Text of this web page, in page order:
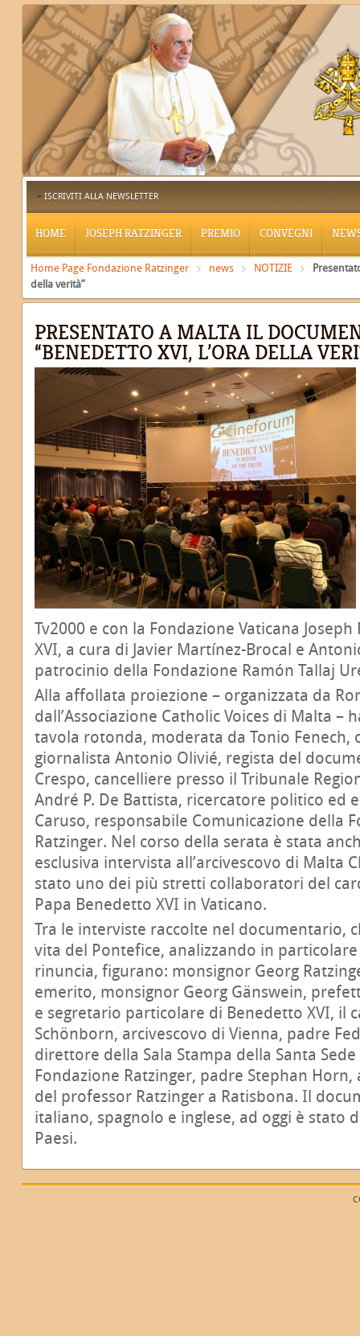
ISCRIVITI ALLA NEWSLETTER
HOME JOSEPH RATZINGER PREMIO CONVEGNI
Home Page Fondazione Ratzinger news NOTIZIE
della verità”
PRESENTATO A MALTA IL
“BENEDETTO XVI, L’ORA DELLA
Tv2000 e con la Fondazione Vaticana
XVI, a cura di Javier Martínez-Brocal e
patrocinio della Fondazione Ramón Tallaj
Alla affollata proiezione – organizzata da
dall’Associazione Catholic Voices di Malta –
tavola rotonda, moderata da Tonio Fenech,
giornalista Antonio Olivié, regista del
Crespo, cancelliere presso il Tribunale
André P. De Battista, ricercatore politico ed
Caruso, responsabile Comunicazione della
Ratzinger. Nel corso della serata è stata
esclusiva intervista all’arcivescovo di Malta
stato uno dei più stretti collaboratori del
Papa Benedetto XVI in Vaticano.
Tra le interviste raccolte nel documentario,
vita del Pontefice, analizzando in
rinuncia, figurano: monsignor Georg
emerito, monsignor Georg Gänswein,
e segretario particolare di Benedetto XVI, il
Schönborn, arcivescovo di Vienna, padre
direttore della Sala Stampa della Santa
Fondazione Ratzinger, padre Stephan
del professor Ratzinger a Ratisbona. Il
italiano, spagnolo e inglese, ad oggi è stato
Paesi.